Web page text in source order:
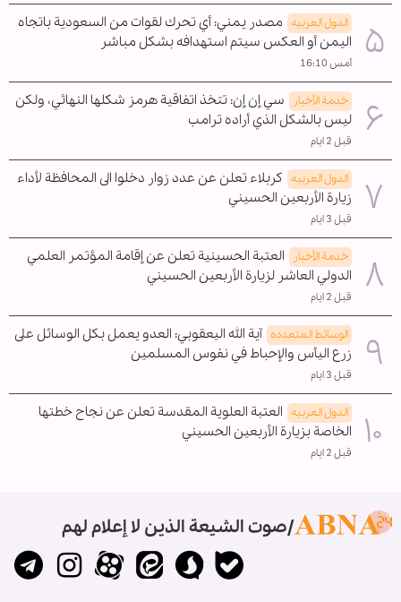
الدول العربیه مصدر يمني: أي تحرك لقوات من السعودية باتجاه
اليمن أو العكس سيتم استهدافه بشكل مباشر
أمس 16:10
خدمة الأخبار
سي إن إن: تتخذ اتفاقية هرمز شكلها النهائي، ولكن
ليس بالشكل الذي أراده ترامب
قبل 2 ايام
الدول العربیه كربلاء تعلن عن عدد زوار دخلوا الى المحافظة لأداء
زيارة الأربعين الحسيني
قبل 3 ايام
خدمة الأخبار
العتبة الحسينية تعلن عن إقامة المؤتمر العلمي
الدولي العاشر لزيارة الأربعين الحسيني
قبل 2 ايام
الوسائط المتعدده آية الله اليعقوبي: العدو يعمل بكل الوسائل على
زرع اليأس والإحباط في نفوس المسلمين
قبل 3 ايام
الدول العربیه العتبة العلوية المقدسة تعلن عن نجاح خطتها
الخاصة بزيارة الأربعين الحسيني
قبل 2 ايام
صوت الشيعة الذين لا إعلام لهم